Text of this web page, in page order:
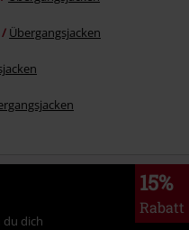
Übergangsjacken
15%
Rabatt
du dich